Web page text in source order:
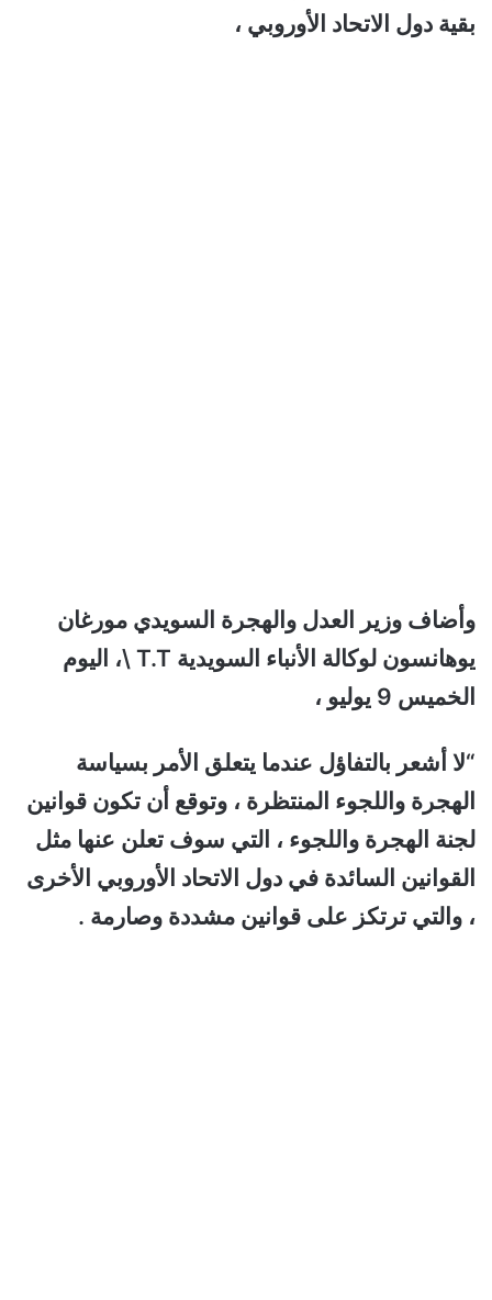
بقية دول الاتحاد الأوروبي ،
وأضاف وزير العدل والهجرة السويدي مورغان
يوهانسون لوكالة الأنباء السويدية T.T \، اليوم
الخميس 9 يوليو ،
“لا أشعر بالتفاؤل عندما يتعلق الأمر بسياسة
الهجرة واللجوء المنتظرة ، وتوقع أن تكون قوانين
لجنة الهجرة واللجوء ، التي سوف تعلن عنها مثل
القوانين السائدة في دول الاتحاد الأوروبي الأخرى
، والتي ترتكز على قوانين مشددة وصارمة .